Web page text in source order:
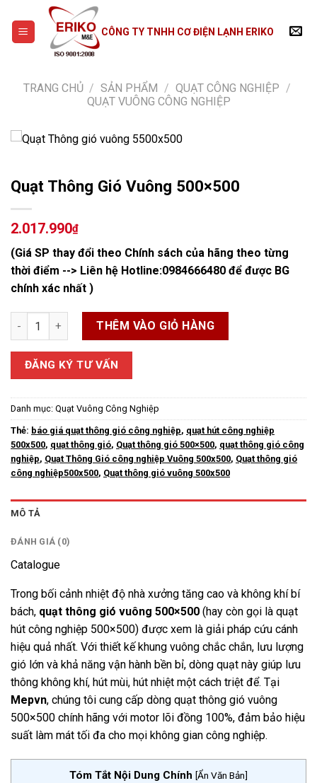
content
CÔNG TY TNHH CƠ ĐIỆN LẠNH ERIKO
TRANG CHỦ / SẢN PHẨM / QUẠT CÔNG NGHIỆP /
QUẠT VUÔNG CÔNG NGHIỆP
Quạt Thông Gió Vuông 500×500
2.017.990₫
(Giá SP thay đổi theo Chính sách của hãng theo từng
thời điểm --> Liên hệ Hotline:0984666480 để được BG
chính xác nhất )
Quạt Thông Gió Vuông 500x500 số lượng
THÊM VÀO GIỎ HÀNG
ĐĂNG KÝ TƯ VẤN
Danh mục: Quạt Vuông Công Nghiệp
Thẻ: báo giá quạt thông gió công nghiệp, quạt hút công nghiệp
500x500, quạt thông gió, Quạt thông gió 500×500, quạt thông gió công
nghiệp, Quạt Thông Gió công nghiệp Vuông 500x500, Quạt thông gió
công nghiệp500x500, Quạt thông gió vuông 500x500
MÔ TẢ
ĐÁNH GIÁ (0)
Catalogue
Trong bối cảnh nhiệt độ nhà xưởng tăng cao và không khí bí
bách, quạt thông gió vuông 500×500 (hay còn gọi là quạt
hút công nghiệp 500×500) được xem là giải pháp cứu cánh
hiệu quả nhất. Với thiết kế khung vuông chắc chắn, lưu lượng
gió lớn và khả năng vận hành bền bỉ, dòng quạt này giúp lưu
thông không khí, hút mùi, hút nhiệt một cách triệt để. Tại
Mepvn, chúng tôi cung cấp dòng quạt thông gió vuông
500×500 chính hãng với motor lõi đồng 100%, đảm bảo hiệu
suất làm mát tối đa cho mọi không gian công nghiệp.
Tóm Tắt Nội Dung Chính [Ẩn Văn Bản]